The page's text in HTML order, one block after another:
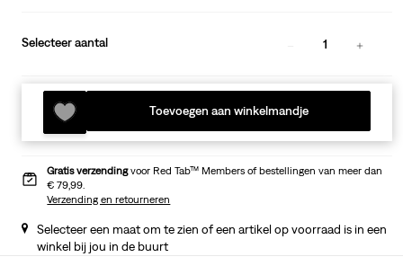
Selecteer aantal 1
Toevoegen aan winkelmandje
Gratis verzendingvoor Red Tab™ Members of bestellingen van meer dan
€ 79,99.
Verzending en retourneren
Selecteer een maat om te zien of een artikel op voorraad is in een
winkel bij jou in de buurt